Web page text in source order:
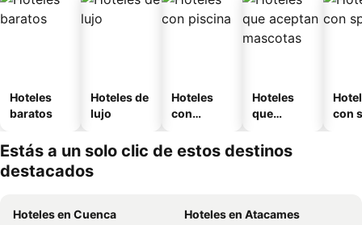
Hoteles
baratos
Hoteles de
lujo
Hoteles
con
Hoteles
que
mascotas
con
Estás a un solo clic de estos destinos
destacados
Hoteles en Cuenca
Hoteles en Atacames